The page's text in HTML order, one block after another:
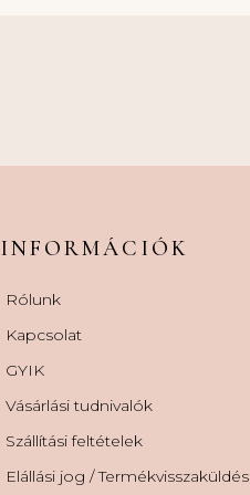
INFORMÁCIÓK
Rólunk
Kapcsolat
GYIK
Vásárlási tudnivalók
Szállítási feltételek
Elállási jog / Termékvisszaküldés